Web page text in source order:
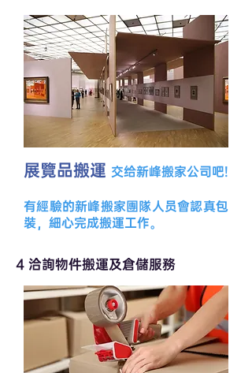
展覽品搬運 交给新峰搬家公司吧!
有經驗的新峰搬家團隊人员會認真包
裝，細心完成搬運工作。
4 洽詢物件搬運及倉儲服務